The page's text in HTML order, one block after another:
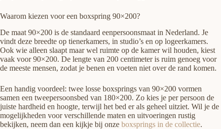
Waarom kiezen voor een boxspring 90×200?
De maat 90×200 is de standaard eenpersoonsmaat in Nederland. Je
vindt deze breedte op tienerkamers, in studio’s en op logeerkamers.
Ook wie alleen slaapt maar wel ruimte op de kamer wil houden, kiest
vaak voor 90×200. De lengte van 200 centimeter is ruim genoeg voor
de meeste mensen, zodat je benen en voeten niet over de rand komen.
Een handig voordeel: twee losse boxsprings van 90×200 vormen
samen een tweepersoonsbed van 180×200. Zo kies je per persoon de
juiste hardheid en hoogte, terwijl het bed er als geheel uitziet. Wil je de
mogelijkheden voor verschillende maten en uitvoeringen rustig
bekijken, neem dan een kijkje bij onze boxsprings in de collectie.